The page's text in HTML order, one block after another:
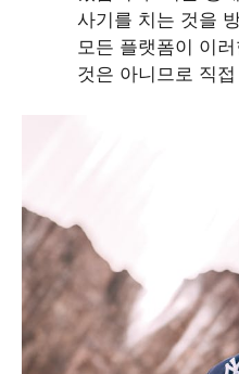
사기를 치는 것을
모든 플랫폼이 이
것은 아니므로 직